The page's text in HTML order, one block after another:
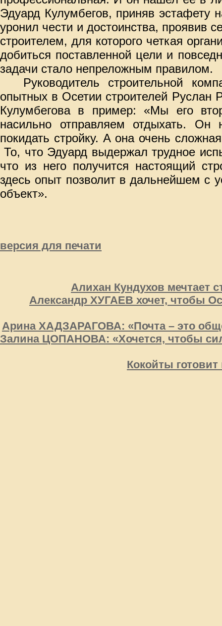
Эдуард Кулумбегов, приняв эстафету
уронил чести и достоинства, проявив
строителем, для которого четкая
добиться поставленной цели и
задачи стало непреложным правилом.
Руководитель строительной
опытных в Осетии строителей Руслан
Кулумбегова в пример: «Мы его
насильно отправляем отдыхать.
покидать стройку. А она очень
То, что Эдуард выдержал трудное
что из него получится настоящий
здесь опыт позволит в дальнейшем с
объект».
версия для печати
Алихан Кундухов мечтает
Александр ХУГАЕВ хочет, чтобы
Арина ХАДЗАРАГОВА: «Почта – это
Залина ЦОПАНОВА: «Хочется, чтобы
Кокойты